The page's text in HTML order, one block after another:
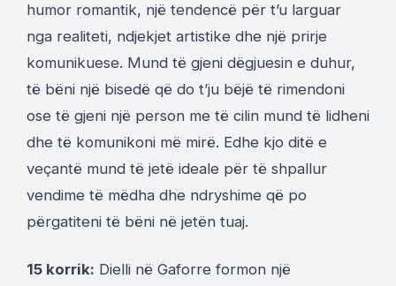
humor romantik, një tendencë për t’u larguar
nga realiteti, ndjekjet artistike dhe një prirje
komunikuese. Mund të gjeni dëgjuesin e duhur,
të bëni një bisedë që do t’ju bëjë të rimendoni
ose të gjeni një person me të cilin mund të lidheni
dhe të komunikoni më mirë. Edhe kjo ditë e
veçantë mund të jetë ideale për të shpallur
vendime të mëdha dhe ndryshime që po
përgatiteni të bëni në jetën tuaj.
15 korrik: Dielli në Gaforre formon një